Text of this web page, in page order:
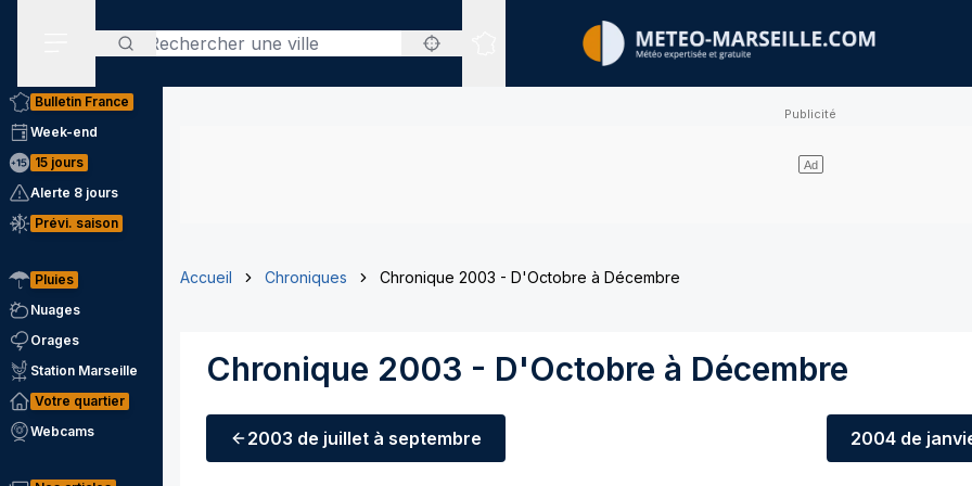
Rechercher
Sites expertisés
Bulletin France
Week-end
15 jours
Alerte 8 jours
Prévi. saison
Pluies
Nuages
Orages
Station Marseille
Votre quartier
Webcams
Accueil Chroniques Chronique 2003 - D'Octobre à Décembre
Chronique 2003 - D'Octobre à Décembre
2003 de juillet à septembre 2004 de